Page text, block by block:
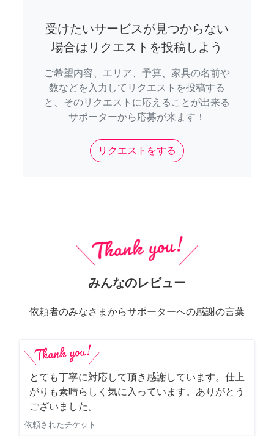
受けたいサービスが見つからない
場合はリクエストを投稿しよう
ご希望内容、エリア、予算、家具の名前や
数などを入力してリクエストを投稿する
と、そのリクエストに応えることが出来る
サポーターから応募が来ます！
リクエストをする
みんなのレビュー
依頼者のみなさまからサポーターへの感謝の言葉
とても丁寧に対応して頂き感謝しています。仕上
がりも素晴らしく気に入っています。ありがとう
ございました。
依頼されたチケット